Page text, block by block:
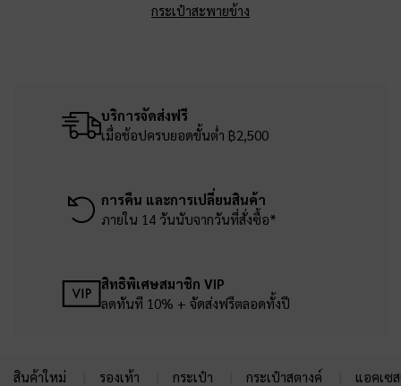
กระเป๋าสะพายข้าง
บริการจัดส่งฟรี
เมื่อช้อปครบยอดขั้นต่ำ ฿2,500
การคืน และการเปลี่ยนสินค้า
ภายใน 14 วันนับจากวันที่สั่งซื้อ*
สิทธิพิเศษสมาชิก VIP
ลดทันที 10% + จัดส่งฟรีตลอดทั้งปี
สินค้าใหม่ รองเท้า กระเป๋า กระเป๋าสตางค์ แอคเซ